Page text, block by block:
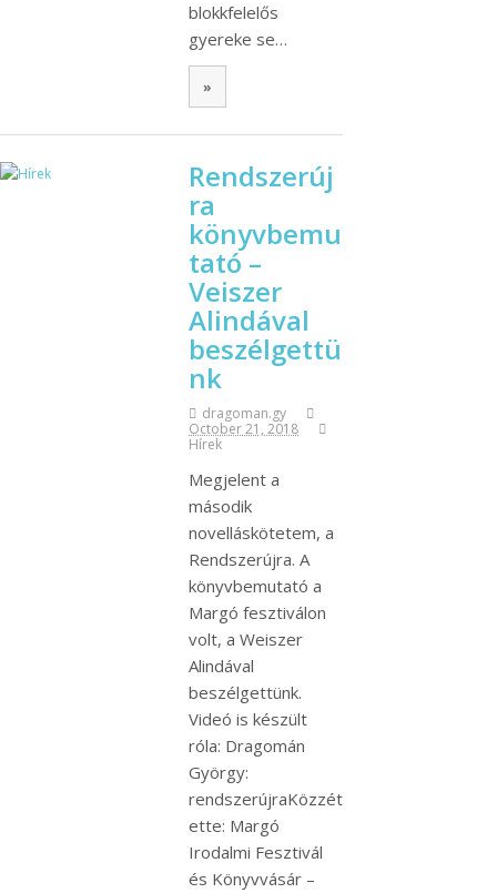
blokkfelelős
gyereke se…
»
Rendszerúj
ra
könyvbemu
tató –
Veiszer
Alindával
beszélgettü
nk
dragoman.gy
October 21, 2018
Hírek
Megjelent a
második
novelláskötetem, a
Rendszerújra. A
könyvbemutató a
Margó fesztiválon
volt, a Weiszer
Alindával
beszélgettünk.
Videó is készült
róla: Dragomán
György:
rendszerújraKözzét
ette: Margó
Irodalmi Fesztivál
és Könyvvásár –